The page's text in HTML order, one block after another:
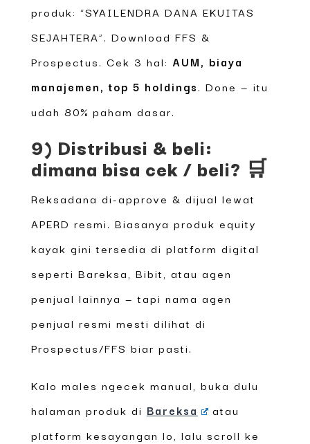
produk: “SYAILENDRA DANA EKUITAS
SEJAHTERA”. Download FFS &
Prospectus. Cek 3 hal: AUM, biaya
manajemen, top 5 holdings. Done — itu
udah 80% paham dasar.
9) Distribusi & beli:
dimana bisa cek / beli? 🛒
Reksadana di-approve & dijual lewat
APERD resmi. Biasanya produk equity
kayak gini tersedia di platform digital
seperti Bareksa, Bibit, atau agen
penjual lainnya — tapi nama agen
penjual resmi mesti dilihat di
Prospectus/FFS biar pasti.
Kalo males ngecek manual, buka dulu
halaman produk di Bareksa
atau
platform kesayangan lo, lalu scroll ke